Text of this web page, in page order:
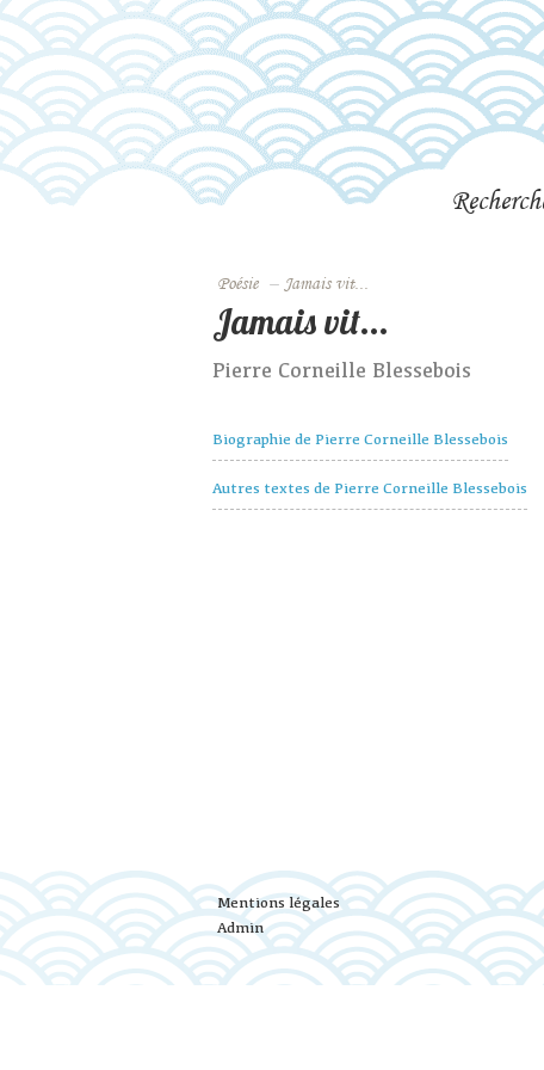
Poésie – Jamais vit...
Jamais vit...
Pierre Corneille Blessebois
Biographie de Pierre Corneille Blessebois
Autres textes de Pierre Corneille Blessebois
Mentions légales
Admin